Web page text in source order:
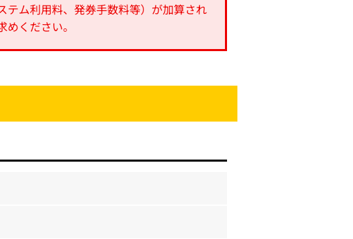
テム利用料、発券手数料等）が加算され
ください。